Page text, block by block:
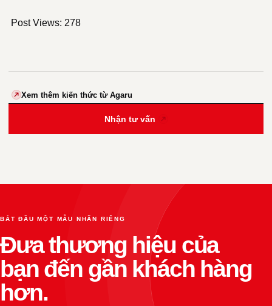
Post Views: 278
Xem thêm kiến thức từ Agaru
Nhận tư vấn
BẮT ĐẦU MỘT MẪU NHÃN RIÊNG
Đưa thương hiệu của
bạn đến gần khách hàng
hơn.